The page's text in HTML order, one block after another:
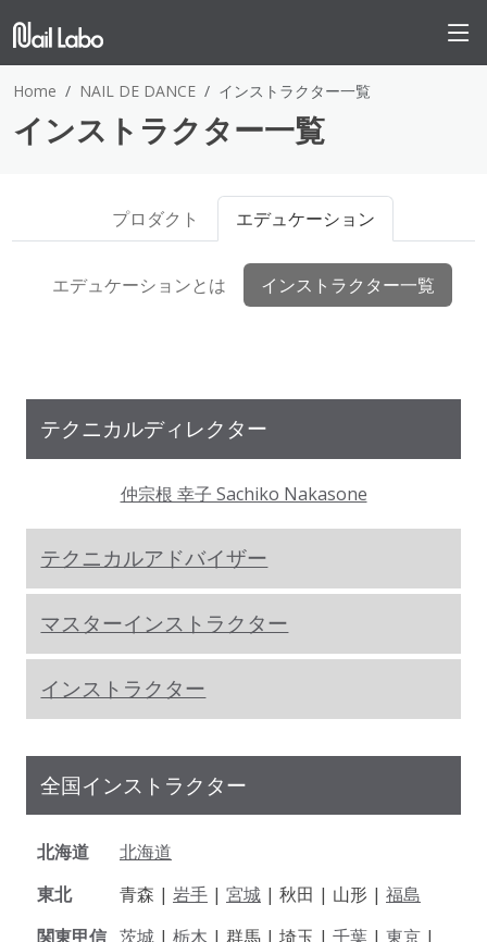
Home NAIL DE DANCE インストラクター一覧
インストラクター一覧
プロダクト エデュケーション
エデュケーションとは インストラクター一覧
テクニカルディレクター
仲宗根 幸子 Sachiko Nakasone
テクニカルアドバイザー
マスターインストラクター
インストラクター
全国インストラクター
北海道
北海道
東北
青森 | 岩手 | 宮城 | 秋田 | 山形 | 福島
関東甲信 茨城 | 栃木 | 群馬 | 埼玉 | 千葉 | 東京 |